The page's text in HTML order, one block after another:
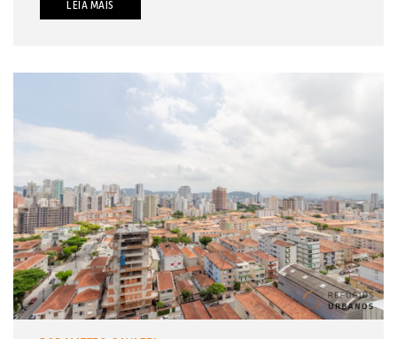
LEIA MAIS